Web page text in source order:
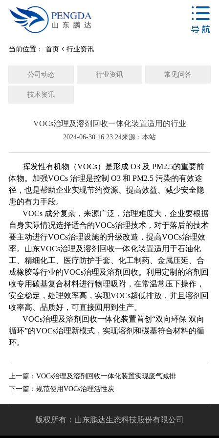
当前位置： 首页 行业资讯
公司动态 行业资讯 常见问答
技术资讯
VOCs治理及溶剂回收一体化装置适用的行业
2024-06-30 16:23:24来源：本站
挥发性有机物（VOCs）是形成 O3 及 PM2.5的重要前
体物。加强VOCs 治理是控制 O3 和 PM2.5 污染的有效途
径，也是帮助企业实现节约资源、提高效益、减少安全隐
患的有力手段。
VOCs 成分复杂，来源广泛，治理难度大，企业要根据
自身实际情况选择适合的VOCs治理技术，对于落后的技术
要主动进行VOCs治理设施的升级改造，提高VOCs治理效
率。山东VOCs治理及溶剂回收一体化装置适用于石油化
工、精细化工、医疗防护手套、化工制药、金属压延、合
成橡胶等行业的VOCs治理及溶剂回收。利用定制的溶剂回
收专用碳基复合材料进行物理吸附，在常温常压下操作，
安全稳定，处理效率高，实现VOCs超低排放，并且溶剂回
收率高、品质好，可直接回用到生产。
VOCs治理及溶剂回收一体化装置首创“双向环保 双向
循环”的VOCs治理新模式，实现溶剂和碳基符合材料的循
环。
上一篇： VOCs治理及溶剂回收一体化装置实现废气减排
下一篇： 规范使用VOCs治理活性炭
版权所有：山东鹏达生态科技股份有限公司